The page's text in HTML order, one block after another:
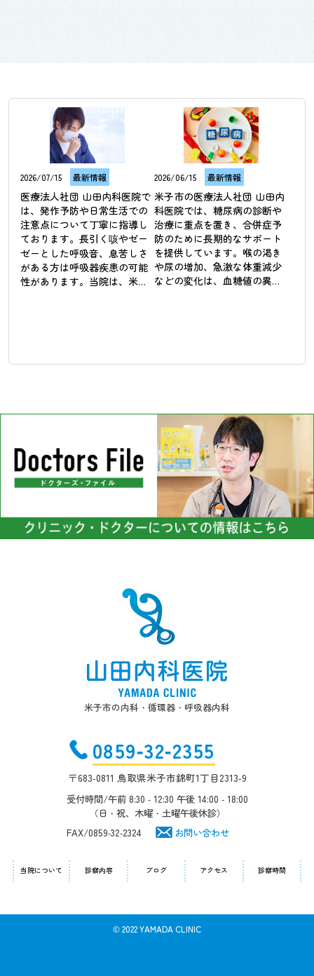
2026/07/15 最新情報
医療法人社団 山田内科医院で
は、発作予防や日常生活での
注意点について丁寧に指導し
ております。長引く咳やゼー
ゼーとした呼吸音、息苦しさ
がある方は呼吸器疾患の可能
性があります。当院は、米子
服薬を使用して症状の安定を
切にしています。
2026/06/15 最新情報
米子市の医療法人社団 山田内
科医院では、糖尿病の診断や
治療に重点を置き、合併症予
防のために長期的なサポート
を提供しています。喉の渇き
や尿の増加、急激な体重減少
などの変化は、血糖値の異常
トロールに取り組んでいま
す。将来の健康を維持するた
めには、適切な対策が不可欠
です。健康管理をサポートす
ることを大切にしています。
米子市の内科・循環器・呼吸器内科
0859-32-2355
〒683-0811 鳥取県米子市錦町1丁目2313-9
受付時間/午前 8:30 - 12:30 午後 14:00 - 18:00
（日・祝、木曜・土曜午後休診）
FAX/0859-32-2324
お問い合わせ
当院について 診察内容 ブログ アクセス 診察時間
© 2022 YAMADA CLINIC